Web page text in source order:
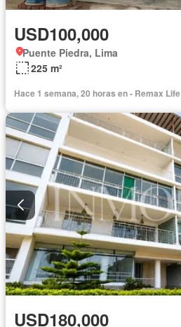
USD100,000
Puente Piedra, Lima
225 m²
Hace 1 semana, 20 horas en - Remax Life
USD180,000